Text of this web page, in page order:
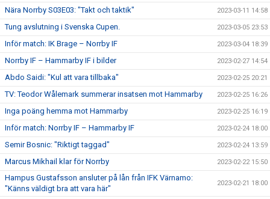
Nära Norrby S03E03: "Takt och taktik" 2023-03-11 14:58
Tung avslutning i Svenska Cupen. 2023-03-05 23:53
Inför match: IK Brage – Norrby IF 2023-03-04 18:39
Norrby IF – Hammarby IF i bilder 2023-02-27 14:54
Abdo Saidi: "Kul att vara tillbaka" 2023-02-25 20:21
TV: Teodor Wålemark summerar insatsen mot Hammarby 2023-02-25 16:26
Inga poäng hemma mot Hammarby 2023-02-25 16:19
Inför match: Norrby IF – Hammarby IF 2023-02-24 18:00
Semir Bosnic: "Riktigt taggad" 2023-02-24 13:59
Marcus Mikhail klar för Norrby 2023-02-22 15:50
Hampus Gustafsson ansluter på lån från IFK Värnamo:
"Känns väldigt bra att vara här"
2023-02-21 18:00